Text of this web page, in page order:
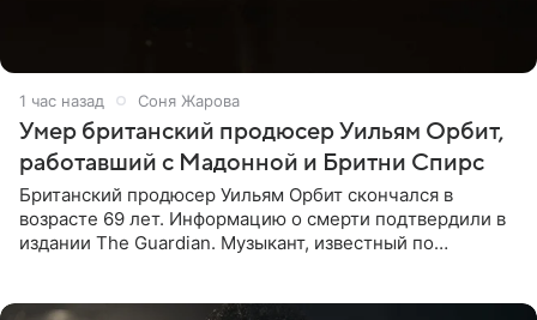
1 час назад Соня Жарова
Умер британский продюсер Уильям Орбит,
работавший с Мадонной и Бритни Спирс
Британский продюсер Уильям Орбит скончался в
возрасте 69 лет. Информацию о смерти подтвердили в
издании The Guardian. Музыкант, известный по